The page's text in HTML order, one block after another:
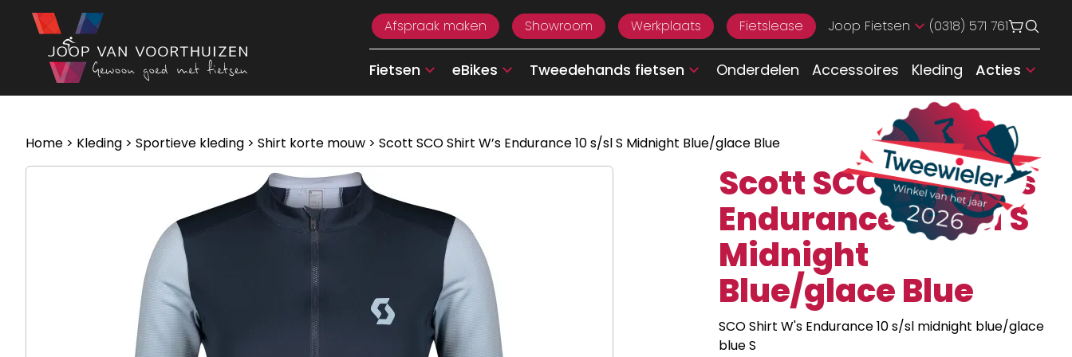
Ga naar de inhoud
Afspraak maken
Showroom Werkplaats Fietslease Joop Fietsen (0318) 571 761
Fietsen eBikes Tweedehands fietsen Onderdelen Accessoires Kleding Acties
Home > Kleding > Sportieve kleding > Shirt korte mouw > Scott SCO Shirt W’s Endurance 10 s/sl S Midnight Blue/glace Blue
Scott SCO Shirt W’s
Endurance 10 s/sl S
Midnight
Blue/glace Blue
SCO Shirt W's Endurance 10 s/sl midnight blue/glace
blue S